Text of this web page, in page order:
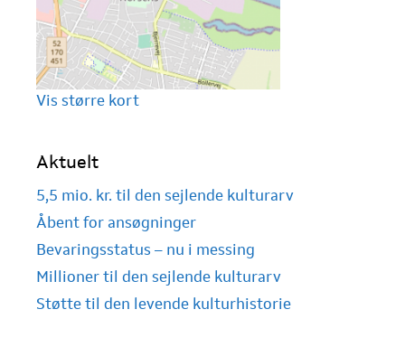
Vis større kort
Aktuelt
5,5 mio. kr. til den sejlende kulturarv
Åbent for ansøgninger
Bevaringsstatus – nu i messing
Millioner til den sejlende kulturarv
Støtte til den levende kulturhistorie